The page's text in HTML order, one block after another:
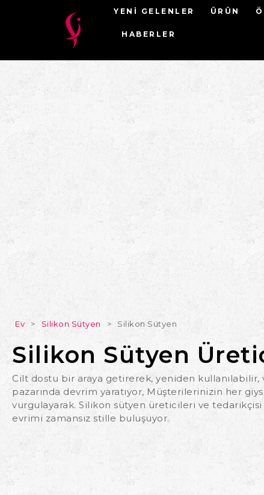
YENI GELENLER ÜRÜN
HABERLER
Ev > Silikon Sütyen > Silikon Sütyen
Silikon Sütyen
Cilt dostu bir araya getirerek, yeniden kullanılabilir,
pazarında devrim yaratıyor, Müşterilerinizin her
vurgulayarak. Silikon sütyen üreticileri ve
evrimi zamansız stille buluşuyor.